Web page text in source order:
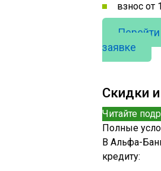
взнос от
заявке
Скидки
Читайте
Полные
В Альфа-
кредиту: